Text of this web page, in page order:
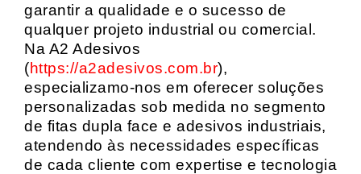
garantir a qualidade e o sucesso de
qualquer projeto industrial ou comercial.
Na A2 Adesivos
(https://a2adesivos.com.br),
especializamo-nos em oferecer soluções
personalizadas sob medida no segmento
de fitas dupla face e adesivos industriais,
atendendo às necessidades específicas
de cada cliente com expertise e tecnologia